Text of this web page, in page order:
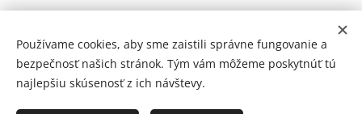
© 2026 Mediálna a kultúrna spoločnosť Topoľčany, s.r.o.
Používame cookies, aby sme zaistili správne fungovanie a
bezpečnosť našich stránok. Tým vám môžeme poskytnúť tú
najlepšiu skúsenosť z ich návštevy.